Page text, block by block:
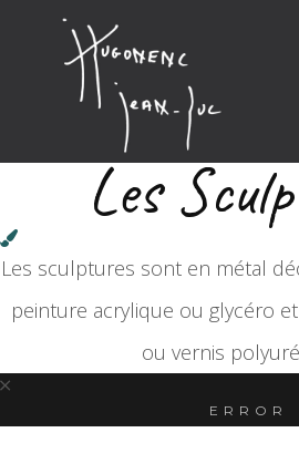
Les
Les sculptures sont en métal
peinture acrylique ou glycéro
ou vernis
ERROR